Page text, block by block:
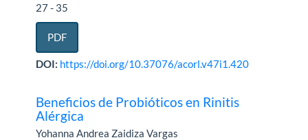
27 - 35
PDF
DOI: https://doi.org/10.37076/acorl.v47i1.420
Beneficios de Probióticos en Rinitis
Alérgica
Yohanna Andrea Zaidiza Vargas